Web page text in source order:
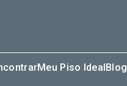
Meu Piso IdealBlog